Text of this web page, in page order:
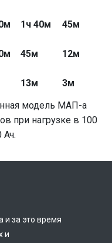
1ч 40м
45м
45м
12м
13м
3м
модель МАП-а
при нагрузке в 100
Ач.
и за это время
и